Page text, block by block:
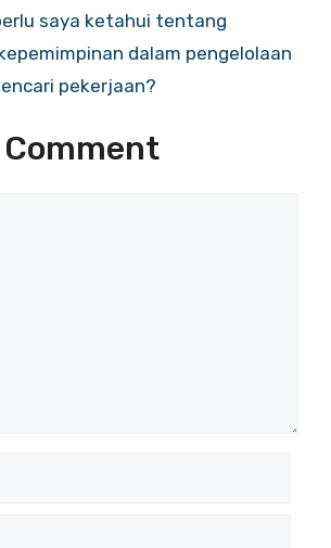
saya ketahui tentang
dalam pengelolaan
pekerjaan?
Comment